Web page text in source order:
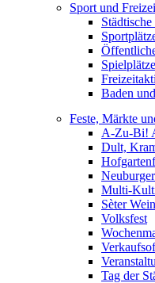
Sport und
Spielplätze
Baden
Feste, Märkte
A-Zu-Bi!
Dult,
Multi-
Sèter
Volksfest
Tag der